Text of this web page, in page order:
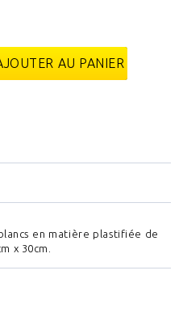
AU PANIER
en matière plastifiée de
x 30cm.